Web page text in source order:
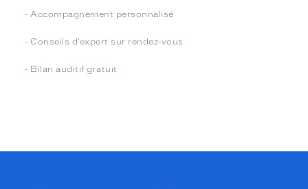
- Accompagnement personnalisé
- Conseils d’expert sur rendez-vous
- Bilan auditif gratuit